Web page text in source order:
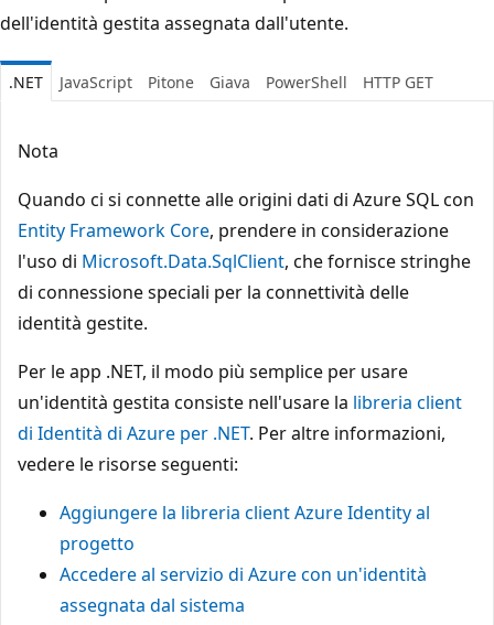
dell'identità gestita assegnata dall'utente.
.NET JavaScript Pitone Giava PowerShell HTTP GET
Nota
Quando ci si connette alle origini dati di Azure SQL con
Entity Framework Core, prendere in considerazione
l'uso di Microsoft.Data.SqlClient, che fornisce stringhe
di connessione speciali per la connettività delle
identità gestite.
Per le app .NET, il modo più semplice per usare
un'identità gestita consiste nell'usare la libreria client
di Identità di Azure per .NET. Per altre informazioni,
vedere le risorse seguenti:
Aggiungere la libreria client Azure Identity al
progetto
Accedere al servizio di Azure con un'identità
assegnata dal sistema